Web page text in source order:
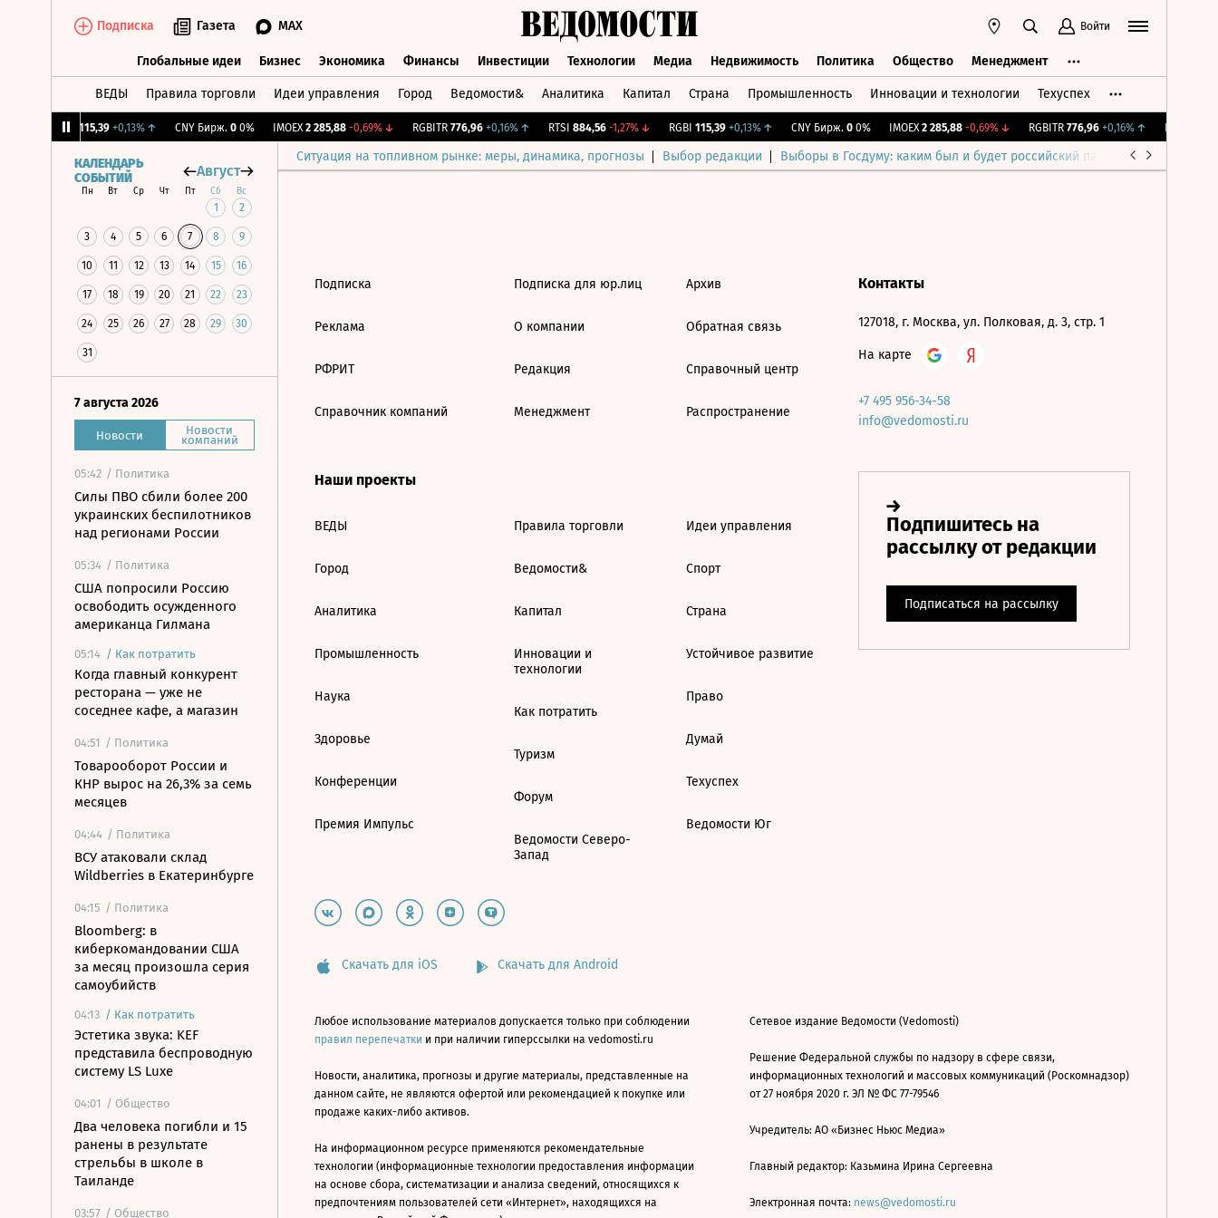
Подписка Газета MAX Войти
Глобальные идеи Бизнес Экономика Финансы Инвестиции Технологии Медиа Недвижимость Политика Общество Менеджмент
ВЕДЫ Правила торговли Идеи управления Город Ведомости& Аналитика Капитал Страна Промышленность Инновации и технологии Техуспех
115,39 +0,13%↑ CNY Бирж. 0 0% IMOEX 2 285,88 -0,69%↓ RGBITR 776,96 +0,16%↑ RTSI 884,56 -1,27%↓ RGBI 115,39 +0,13%↑ CNY Бирж. 0 0% IMOEX 2 285,88 -0,69%↓ RGBITR 776,96 +0,16%↑
Ситуация на топливном рынке: меры, динамика, прогнозы Выбор редакции Выборы в Госдуму: каким был и будет российский парламент
КАЛЕНДАРЬ
СОБЫТИЙ
Август
Пн Вт Ср Чт Пт Сб Вс
1 2
3 4 5 6 7 8 9
10 11 12 13 14 15 16
17 18 19 20 21 22 23
24 25 26 27 28 29 30
31
7 августа 2026
Новости Новости
компаний
05:42 / Политика
Силы ПВО сбили более 200
украинских беспилотников
над регионами России
05:34 / Политика
США попросили Россию
освободить осужденного
американца Гилмана
05:14 / Как потратить
Когда главный конкурент
ресторана — уже не
соседнее кафе, а магазин
04:51 / Политика
Товарооборот России и
КНР вырос на 26,3% за семь
месяцев
04:44 / Политика
ВСУ атаковали склад
Wildberries в Екатеринбурге
04:15 / Политика
Bloomberg: в
киберкомандовании США
за месяц произошла серия
самоубийств
04:13 / Как потратить
Эстетика звука: KEF
представила беспроводную
систему LS Luxe
04:01 / Общество
Два человека погибли и 15
ранены в результате
стрельбы в школе в
Таиланде
03:57 / Общество
Подписка
Реклама
РФРИТ
Справочник компаний
Подписка для юр.лиц
О компании
Редакция
Менеджмент
Архив
Обратная связь
Справочный центр
Распространение
Наши проекты
ВЕДЫ
Город
Аналитика
Промышленность
Наука
Здоровье
Конференции
Премия Импульс
Правила торговли
Ведомости&
Капитал
Инновации и
технологии
Как потратить
Туризм
Форум
Ведомости Северо-
Запад
Идеи управления
Спорт
Страна
Устойчивое развитие
Право
Думай
Техуспех
Ведомости Юг
Контакты
127018, г. Москва, ул. Полковая, д. 3, стр. 1
На карте
+7 495 956-34-58
info@vedomosti.ru
Скачать для iOS Скачать для Android
Любое использование материалов допускается только при соблюдении
правил перепечатки и при наличии гиперссылки на vedomosti.ru
Новости, аналитика, прогнозы и другие материалы, представленные на
данном сайте, не являются офертой или рекомендацией к покупке или
продаже каких-либо активов.
На информационном ресурсе применяются рекомендательные
технологии (информационные технологии предоставления информации
на основе сбора, систематизации и анализа сведений, относящихся к
предпочтениям пользователей сети «Интернет», находящихся на
Сетевое издание Ведомости (Vedomosti)
Решение Федеральной службы по надзору в сфере связи,
информационных технологий и массовых коммуникаций (Роскомнадзор)
от 27 ноября 2020 г. ЭЛ № ФС 77-79546
Учредитель: АО «Бизнес Ньюс Медиа»
Главный редактор: Казьмина Ирина Сергеевна
Электронная почта: news@vedomosti.ru